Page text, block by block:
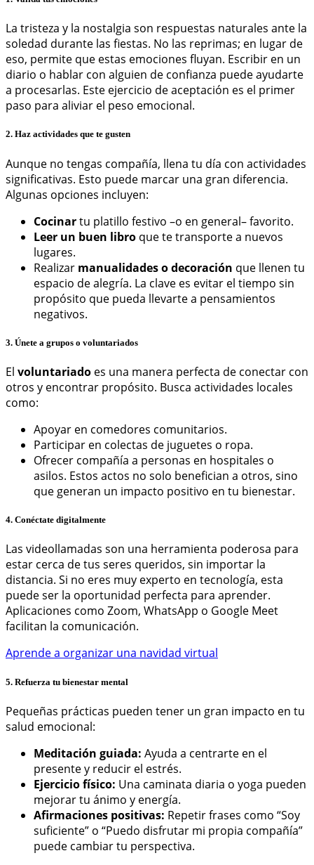
La tristeza y la nostalgia son respuestas naturales ante la
soledad durante las fiestas. No las reprimas; en lugar de
eso, permite que estas emociones fluyan. Escribir en un
diario o hablar con alguien de confianza puede ayudarte
a procesarlas. Este ejercicio de aceptación es el primer
paso para aliviar el peso emocional.
2. Haz actividades que te gusten
Aunque no tengas compañía, llena tu día con actividades
significativas. Esto puede marcar una gran diferencia.
Algunas opciones incluyen:
Cocinartu platillo festivo –o en general– favorito.
Leer un buen libro que te transporte a nuevos
lugares.
Realizar manualidades o decoración que llenen tu
espacio de alegría. La clave es evitar el tiempo sin
propósito que pueda llevarte a pensamientos
negativos.
3. Únete a grupos o voluntariados
El voluntariado es una manera perfecta de conectar con
otros y encontrar propósito. Busca actividades locales
como:
Apoyar en comedores comunitarios.
Participar en colectas de juguetes o ropa.
Ofrecer compañía a personas en hospitales o
asilos. Estos actos no solo benefician a otros, sino
que generan un impacto positivo en tu bienestar.
4. Conéctate digitalmente
Las videollamadas son una herramienta poderosa para
estar cerca de tus seres queridos, sin importar la
distancia. Si no eres muy experto en tecnología, esta
puede ser la oportunidad perfecta para aprender.
Aplicaciones como Zoom, WhatsApp o Google Meet
facilitan la comunicación.
Aprende a organizar una navidad virtual
5. Refuerza tu bienestar mental
Pequeñas prácticas pueden tener un gran impacto en tu
salud emocional:
Meditación guiada: Ayuda a centrarte en el
presente y reducir el estrés.
Ejercicio físico: Una caminata diaria o yoga pueden
mejorar tu ánimo y energía.
Afirmaciones positivas: Repetir frases como “Soy
suficiente” o “Puedo disfrutar mi propia compañía”
puede cambiar tu perspectiva.